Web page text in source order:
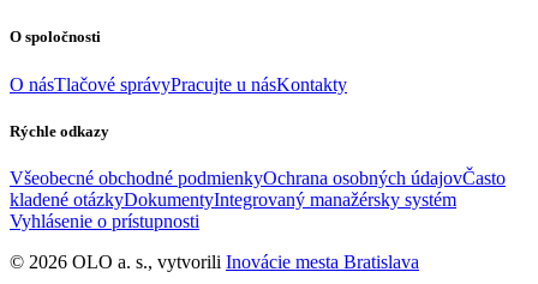
O spoločnosti
O násTlačové správyPracujte u násKontakty
Rýchle odkazy
Všeobecné obchodné podmienkyOchrana osobných údajovČasto
kladené otázkyDokumentyIntegrovaný manažérsky systém
Vyhlásenie o prístupnosti
© 2026 OLO a. s., vytvorili Inovácie mesta Bratislava